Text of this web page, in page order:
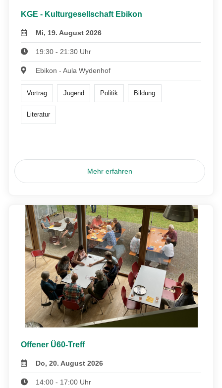
KGE - Kulturgesellschaft Ebikon
Mi, 19. August 2026
19:30 - 21:30 Uhr
Ebikon - Aula Wydenhof
Vortrag Jugend Politik Bildung
Literatur
Mehr erfahren
Offener Ü60-Treff
Do, 20. August 2026
14:00 - 17:00 Uhr